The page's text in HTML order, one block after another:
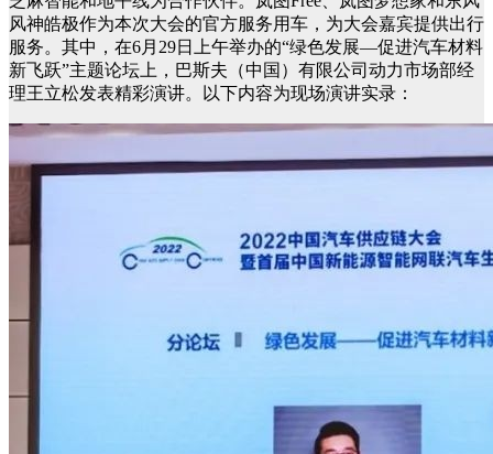
风神皓极作为本次大会的官方服务用车，为大会嘉宾提供出行
服务。其中，在6月29日上午举办的“绿色发展—促进汽车材料
新飞跃”主题论坛上，巴斯夫（中国）有限公司动力市场部经
理王立松发表精彩演讲。以下内容为现场演讲实录：